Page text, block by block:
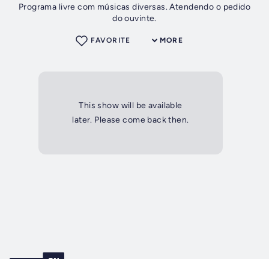
Programa livre com músicas diversas. Atendendo o pedido
do ouvinte.
MORE
FAVORITE
This show will be available
later. Please come back then.